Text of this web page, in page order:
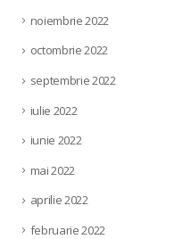
noiembrie 2022
octombrie 2022
septembrie 2022
iulie 2022
iunie 2022
mai 2022
aprilie 2022
februarie 2022